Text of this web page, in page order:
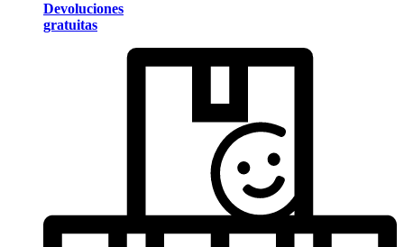
Devoluciones
gratuitas